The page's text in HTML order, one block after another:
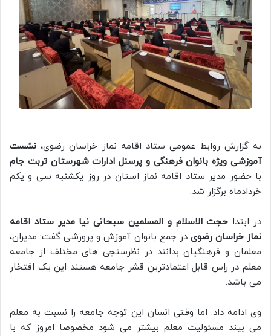
به گزارش روابط عمومی ستاد اقامه نماز خراسان رضوی، نشست
آموزشی ویژه بانوان فرهنگی و پرسنل ادارات شهرستان تربت جام
با حضور مدیر ستاد اقامه نماز استان در روز یکشنبه سی و یکم
خردادماه برگزار شد.
در ابتدا حجت الاسلام و المسلمین سبحانی نیا مدیر ستاد اقامه
نماز خراسان رضوی در جمع بانوان آموزش و پرورشی گفت: مدیران،
معلمان و فرهنگیان بدانند در نظرسنجی های مختلف از جامعه
معلم در راس قابل اعتمادترین قشر جامعه هستند این یک افتخار
می باشد.
وی ادامه داد: اما وقتی انسان این توجه جامعه را نسبت به معلم
می بیند مسئولیت معلم بیشتر می شود مخصوصا امروز که با